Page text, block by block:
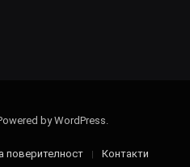
by WordPress.
поверителност Контакти